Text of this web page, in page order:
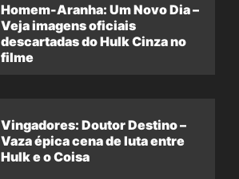
Homem-Aranha: Um Novo Dia –
Veja imagens oficiais
descartadas do Hulk Cinza no
filme
Vingadores: Doutor Destino –
Vaza épica cena de luta entre
Hulk e o Coisa